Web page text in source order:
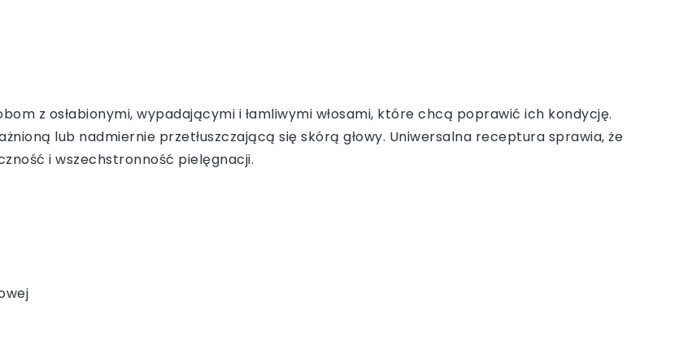
z osłabionymi, wypadającymi i łamliwymi włosami, które chcą poprawić ich kondycję.
lub nadmiernie przetłuszczającą się skórą głowy. Uniwersalna receptura sprawia, że
i wszechstronność pielęgnacji.